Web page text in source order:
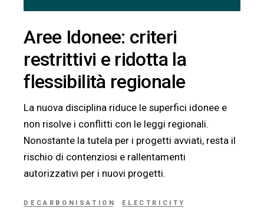
Aree Idonee: criteri
restrittivi e ridotta la
flessibilità regionale
La nuova disciplina riduce le superfici idonee e
non risolve i conflitti con le leggi regionali.
Nonostante la tutela per i progetti avviati, resta il
rischio di contenziosi e rallentamenti
autorizzativi per i nuovi progetti.
DECARBONISATION ELECTRICITY